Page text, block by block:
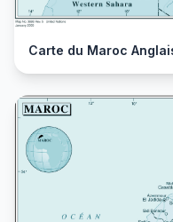
Carte du Maroc